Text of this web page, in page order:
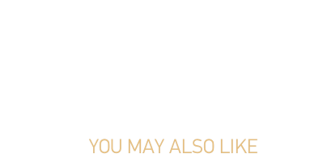
YOU MAY ALSO LIKE